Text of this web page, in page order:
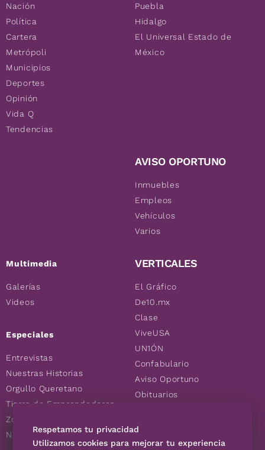
Nación
Política
Cartera
Metrópoli
Municipios
Deportes
Opinión
Vida Q
Tendencias
Multimedia
Galerías
Videos
Especiales
Entrevistas
Nuestras Historias
Orgullo Queretano
Tierra de Emprendedores
Zoociales
Nuevos Queretanos
Puebla
Hidalgo
El Universal Estado de
México
AVISO OPORTUNO
Inmuebles
Empleos
Vehículos
Varios
VERTICALES
El Gráfico
De10.mx
Clase
ViveUSA
UN1ÓN
Confabulario
Aviso Oportuno
Obituarios
Consultas
Respetamos tu privacidad
Utilizamos cookies para mejorar tu experiencia